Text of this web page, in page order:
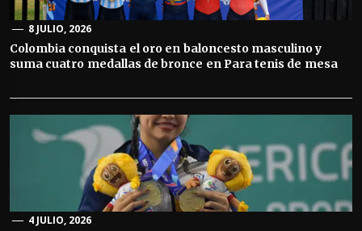
8 JULIO, 2026
Colombia conquista el oro en baloncesto masculino y
suma cuatro medallas de bronce en Para tenis de mesa
4 JULIO, 2026